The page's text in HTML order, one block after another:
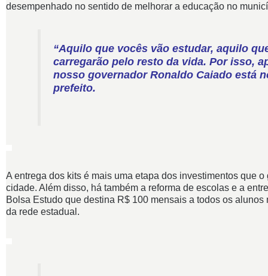
desempenhado no sentido de melhorar a educação no
“Aquilo que vocês vão estudar, aquilo
carregarão pelo resto da vida. Por isso,
nosso governador Ronaldo Caiado está
prefeito.
A entrega dos kits é mais uma etapa dos investimentos que
cidade. Além disso, há também a reforma de escolas e a
Bolsa Estudo que destina R$ 100 mensais a todos os
da rede estadual.